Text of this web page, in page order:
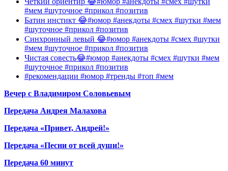
#мем #шуточное #прикол #позитив
Батин инстикт 😂#юмор #анекдоты #смех #шутки #мем
#шуточное #прикол #позитив
Синхронный левый 😂#юмор #анекдоты #смех #шутки
#мем #шуточное #прикол #позитив
Чистая совесть😂#юмор #анекдоты #смех #шутки #мем
#шуточное #прикол #позитив
#рекомендации #юмор #тренды #топ #мем
Вечер с Владимиром Соловьевым
Передача Андрея Малахова
Передача «Привет, Андрей!»
Передача «Песни от всей души!»
Передача 60 минут